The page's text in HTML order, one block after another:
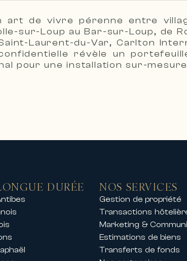
:
accompagne également ses
les principaux congrès et
art de vivre pérenne entre
sur-Loup au Bar-sur-Loup, de
Laurent-du-Var, Carlton
révèle un
pour une installation sur-
DURÉE NOS SERVICES
Gestion de propriété
Transactions
Marketing &
Estimations de biens
Transferts de fonds